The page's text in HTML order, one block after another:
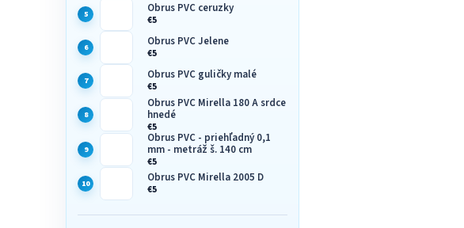
Obrus PVC ceruzky
€5
Obrus PVC Jelene
€5
Obrus PVC guličky malé
€5
Obrus PVC Mirella 180 A srdce
hnedé
€5
Obrus PVC - priehľadný 0,1
mm - metráž š. 140 cm
€5
Obrus PVC Mirella 2005 D
€5